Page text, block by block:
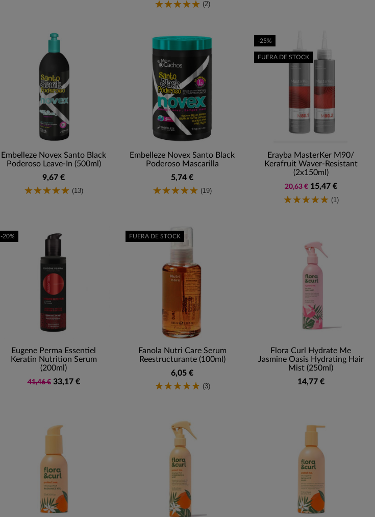
(2)
Embelleze Novex Santo Black
Poderoso Leave-In (500ml)
9,67 €
(13)
Embelleze Novex Santo Black
Poderoso Mascarilla
5,74 €
(19)
Erayba MasterKer M90/
Kerafruit Waver-Resistant
(2x150ml)
20,63 € 15,47 €
(1)
-25%
FUERA DE STOCK
Eugene Perma Essentiel
Keratin Nutrition Serum
(200ml)
41,46 € 33,17 €
-20%
Fanola Nutri Care Serum
Reestructurante (100ml)
6,05 €
(3)
FUERA DE STOCK
Flora Curl Hydrate Me
Jasmine Oasis Hydrating Hair
Mist (250ml)
14,77 €